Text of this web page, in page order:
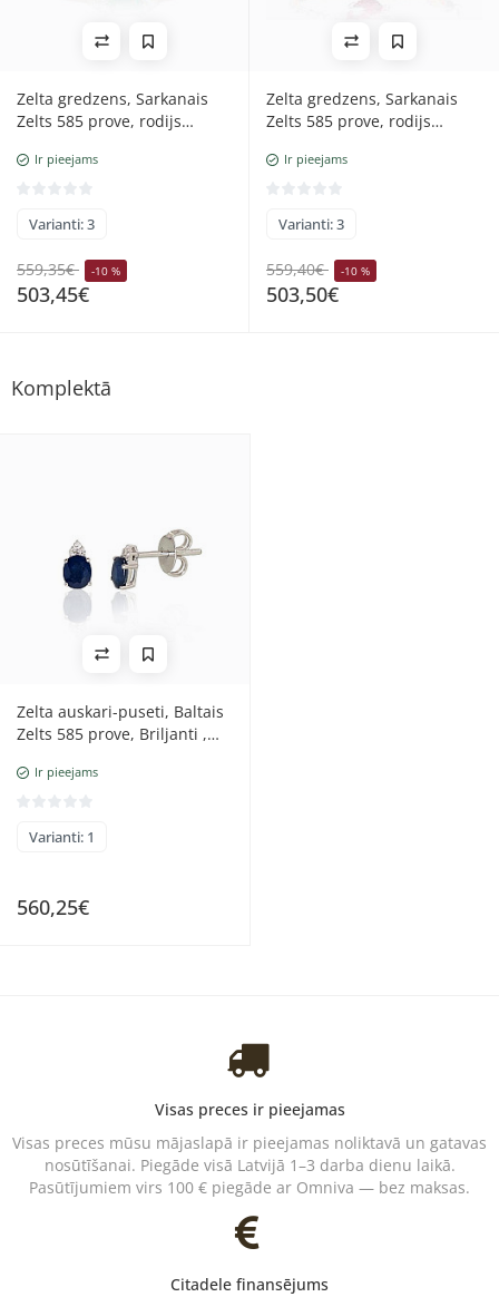
Zelta gredzens, Sarkanais
Zelts 585 prove, rodijs
Smaragds
Ir pieejams
Varianti: 3
559,35€ -10 %
503,45€
Zelta gredzens, Sarkanais
Zelts 585 prove, rodijs
Rubīns
Ir pieejams
Varianti: 3
559,40€ -10 %
503,50€
Komplektā
Zelta auskari-puseti, Baltais
Zelts 585 prove, Briljanti ,
Ir pieejams
Varianti: 1
560,25€
Visas preces ir pieejamas
Visas preces mūsu mājaslapā ir pieejamas noliktavā un gatavas
nosūtīšanai. Piegāde visā Latvijā 1–3 darba dienu laikā.
Pasūtījumiem virs 100 € piegāde ar Omniva — bez maksas.
Citadele finansējums